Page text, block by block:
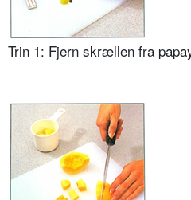
Trin 1: Fjern skrællen fra